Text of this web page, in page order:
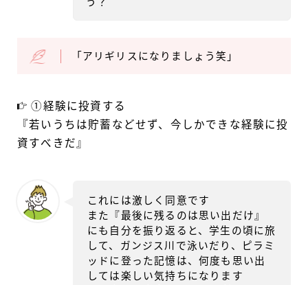
う？
「アリギリスになりましょう笑」
①経験に投資する
『若いうちは貯蓄などせず、今しかできな経験に投
資すべきだ』
これには激しく同意です
また『最後に残るのは思い出だけ』
にも自分を振り返ると、学生の頃に旅
して、ガンジス川で泳いだり、ピラミ
ッドに登った記憶は、何度も思い出
しては楽しい気持ちになります